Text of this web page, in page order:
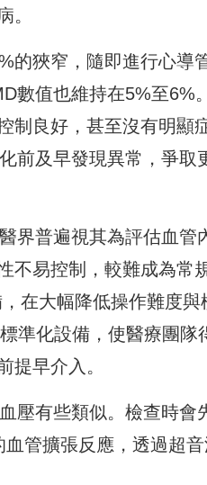
。
的狹窄，隨即進行心導
數值也維持在5%至6%
制良好，甚至沒有明顯
前及早發現異常，爭取
界普遍視其為評估血管
不易控制，較難成為常
在大幅降低操作難度與
準化設備，使醫療團隊
提早介入。
壓有些類似。檢查時會
管擴張反應，透過超音